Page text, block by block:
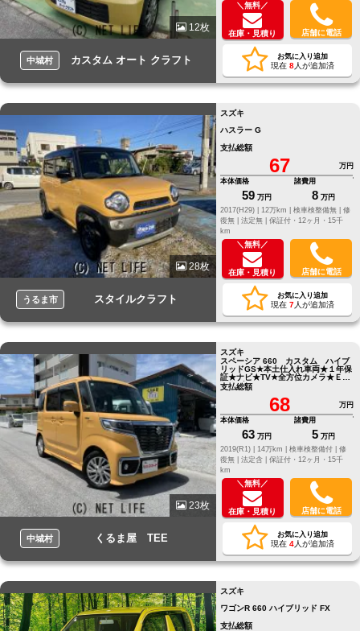
12枚
中城村 カスタム オート クラフト
＼無料／
在庫・見積り 店舗に電話
お気に入り追加
現在 8人が追加済
28枚
うるま市 スタイルクラフト
スズキ
ハスラー G
支払総額
67
万円
本体価格
59 万円
諸費用
8 万円
2017(H29) |
12万km | 検車検整備無 | 修
復無 | 法定無 | 保証付・12ヶ月・15千
km
＼無料／
在庫・見積り 店舗に電話
お気に入り追加
現在 7人が追加済
23枚
中城村 くるま屋 TEE
スズキ
スペーシア 660 カスタム ハイブ
リッドGS★本土仕入れ車両★１年保
証★ナビ★TV★全方位カメラ★ＥＴ
Ｃ★ブルトゥース★ドラレコ★
支払総額
68
万円
本体価格
63 万円
諸費用
5 万円
2019(R1) |
14万km | 検車検整備付 | 修
復無 | 法定含 | 保証付・12ヶ月・15千
km
＼無料／
在庫・見積り 店舗に電話
お気に入り追加
現在 4人が追加済
スズキ
ワゴンR 660 ハイブリッド FX
支払総額